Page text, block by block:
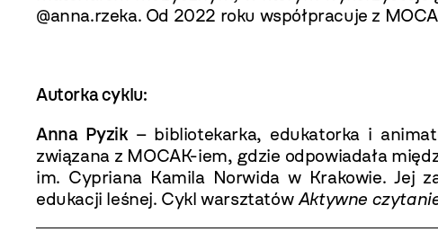
@anna.rzeka. Od 2022 roku współpracuje z
Autorka cyklu:
Anna Pyzik– bibliotekarka, edukatorka i
związana z MOCAK-iem, gdzie odpowiadała
im. Cypriana Kamila Norwida w Krakowie. Jej
edukacji leśnej. Cykl warsztatów Aktywne